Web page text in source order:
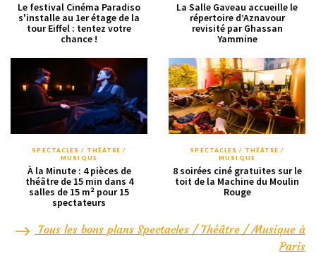
Le festival Cinéma Paradiso
s'installe au 1er étage de la
tour Eiffel : tentez votre
chance !
La Salle Gaveau accueille le
répertoire d’Aznavour
revisité par Ghassan
Yammine
SPECTACLES / THÉÂTRE /
MUSIQUE
À la Minute : 4 pièces de
théâtre de 15 min dans 4
salles de 15 m² pour 15
spectateurs
SPECTACLES / THÉÂTRE /
MUSIQUE
8 soirées ciné gratuites sur le
toit de la Machine du Moulin
Rouge
Tous les bons plans Spectacles / Théâtre / Musique à
Paris